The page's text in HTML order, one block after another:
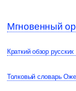
Мгновенный
Краткий обзор
Толковый словарь